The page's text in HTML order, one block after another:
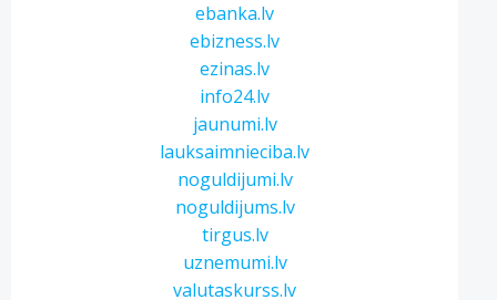
ebanka.lv
ebizness.lv
ezinas.lv
info24.lv
jaunumi.lv
lauksaimnieciba.lv
noguldijumi.lv
noguldijums.lv
tirgus.lv
uznemumi.lv
valutaskurss.lv